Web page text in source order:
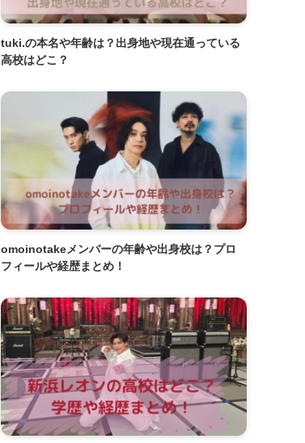
tuki.の本名や年齢は？出身地や現在通っている
高校はどこ？
omoinotakeメンバーの年齢や出身校は？プロ
フィールや経歴まとめ！